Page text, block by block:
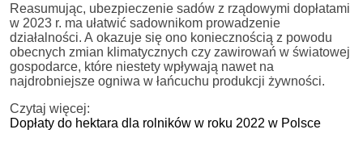
Reasumując, ubezpieczenie sadów z rządowymi dopłatami
w 2023 r. ma ułatwić sadownikom prowadzenie
działalności. A okazuje się ono koniecznością z powodu
obecnych zmian klimatycznych czy zawirowań w światowej
gospodarce, które niestety wpływają nawet na
najdrobniejsze ogniwa w łańcuchu produkcji żywności.
Czytaj więcej:
Dopłaty do hektara dla rolników w roku 2022 w Polsce